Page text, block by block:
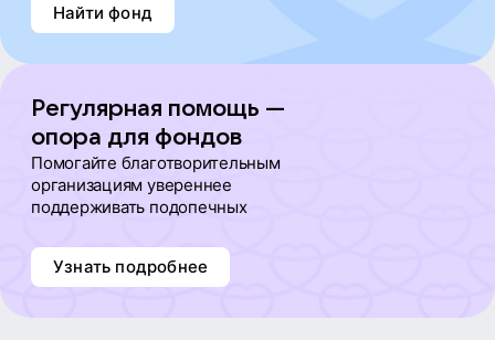
Найти фонд
Регулярная помощь —
опора для фондов
Помогайте благотворительным
организациям увереннее
поддерживать подопечных
Узнать подробнее